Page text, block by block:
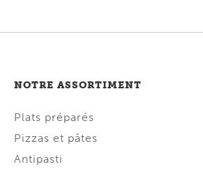
NOTRE ASSORTIMENT
Plats préparés
Pizzas et pâtes
Antipasti